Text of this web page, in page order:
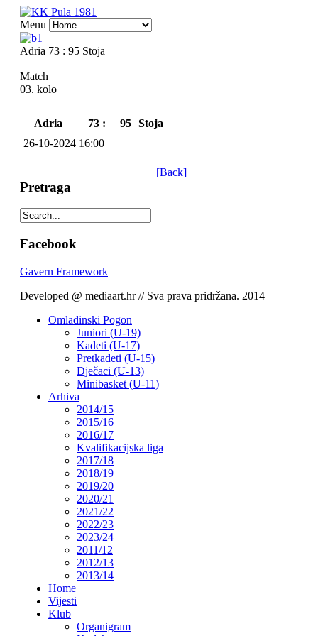
Menu
Adria 73 : 95 Stoja
Match
03. kolo
Adria 73 : 95 Stoja
26-10-2024 16:00
[Back]
Pretraga
Facebook
Gavern Framework
Developed @ mediaart.hr // Sva prava pridržana. 2014
Omladinski Pogon
Juniori (U-19)
Kadeti (U-17)
Pretkadeti (U-15)
Dječaci (U-13)
Minibasket (U-11)
Arhiva
2014/15
2015/16
2016/17
Kvalifikacijska liga
2017/18
2018/19
2019/20
2020/21
2021/22
2022/23
2023/24
2011/12
2012/13
2013/14
Home
Vijesti
Klub
Organigram